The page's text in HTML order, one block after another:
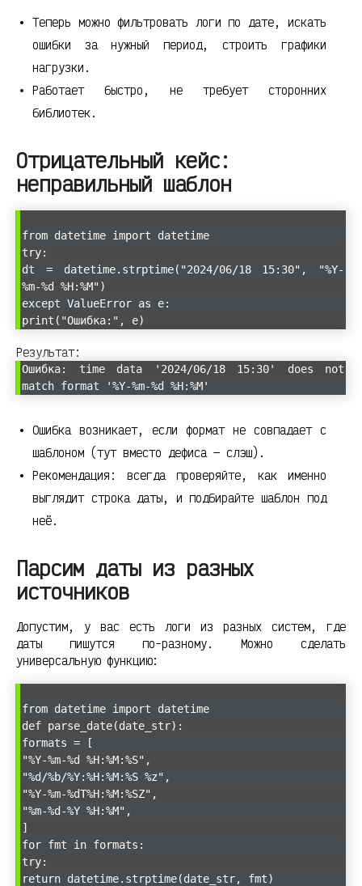
Теперь можно фильтровать логи по дате, искать
ошибки за нужный период, строить графики
нагрузки.
Работает быстро, не требует сторонних
библиотек.
Отрицательный кейс:
неправильный шаблон
from datetime import datetime
try:
dt = datetime.strptime("2024/06/18 15:30", "%Y-
%m-%d %H:%M")
except ValueError as e:
print("Ошибка:", e)
Результат:
Ошибка: time data '2024/06/18 15:30' does not
match format '%Y-%m-%d %H:%M'
Ошибка возникает, если формат не совпадает с
шаблоном (тут вместо дефиса — слэш).
Рекомендация: всегда проверяйте, как именно
выглядит строка даты, и подбирайте шаблон под
неё.
Парсим даты из разных
источников
Допустим, у вас есть логи из разных систем, где
даты пишутся по-разному. Можно сделать
универсальную функцию:
from datetime import datetime
def parse_date(date_str):
formats = [
"%Y-%m-%d %H:%M:%S",
"%d/%b/%Y:%H:%M:%S %z",
"%Y-%m-%dT%H:%M:%SZ",
"%m-%d-%Y %H:%M",
]
for fmt in formats:
try:
return datetime.strptime(date_str, fmt)